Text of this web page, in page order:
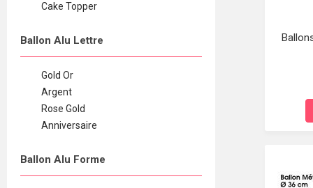
Cake Topper
Ballon Alu Lettre
Gold Or
Argent
Rose Gold
Anniversaire
Ballon Alu Forme